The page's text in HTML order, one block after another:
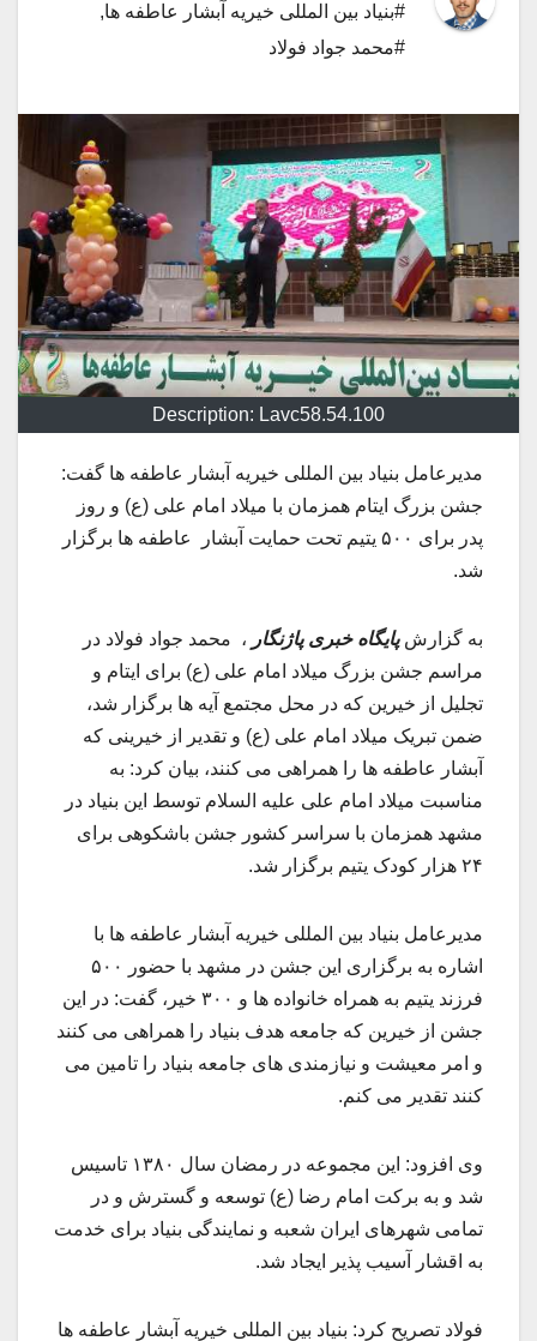
#بنیاد بین المللی خیریه آبشار عاطفه ها,
#محمد جواد فولاد
Description: Lavc58.54.100
مدیرعامل بنیاد بین المللی خیریه آبشار عاطفه ها گفت:
جشن بزرگ ایتام همزمان با میلاد امام علی (ع) و روز
پدر برای ۵۰۰ یتیم تحت حمایت آبشار عاطفه ها برگزار
شد.
به گزارشپایگاه خبری پاژنگار ، محمد جواد فولاد در
مراسم جشن بزرگ میلاد امام علی (ع) برای ایتام و
تجلیل از خیرین که در محل مجتمع آیه ها برگزار شد،
ضمن تبریک میلاد امام علی (ع) و تقدیر از خیرینی که
آبشار عاطفه ها را همراهی می کنند، بیان کرد: به
مناسبت میلاد امام علی علیه السلام توسط این بنیاد در
مشهد همزمان با سراسر کشور جشن باشکوهی برای
۲۴ هزار کودک یتیم برگزار شد.
مدیرعامل بنیاد بین المللی خیریه آبشار عاطفه ها با
اشاره به برگزاری این جشن در مشهد با حضور ۵۰۰
فرزند یتیم به همراه خانواده ها و ۳۰۰ خیر، گفت: در این
جشن از خیرین که جامعه هدف بنیاد را همراهی می کنند
و امر معیشت و نیازمندی های جامعه بنیاد را تامین می
کنند تقدیر می کنم.
وی افزود: این مجموعه در رمضان سال ۱۳۸۰ تاسیس
شد و به برکت امام رضا (ع) توسعه و گسترش و در
تمامی شهرهای ایران شعبه و نمایندگی بنیاد برای خدمت
به اقشار آسیب پذیر ایجاد شد.
فولاد تصریح کرد: بنیاد بین المللی خیریه آبشار عاطفه ها